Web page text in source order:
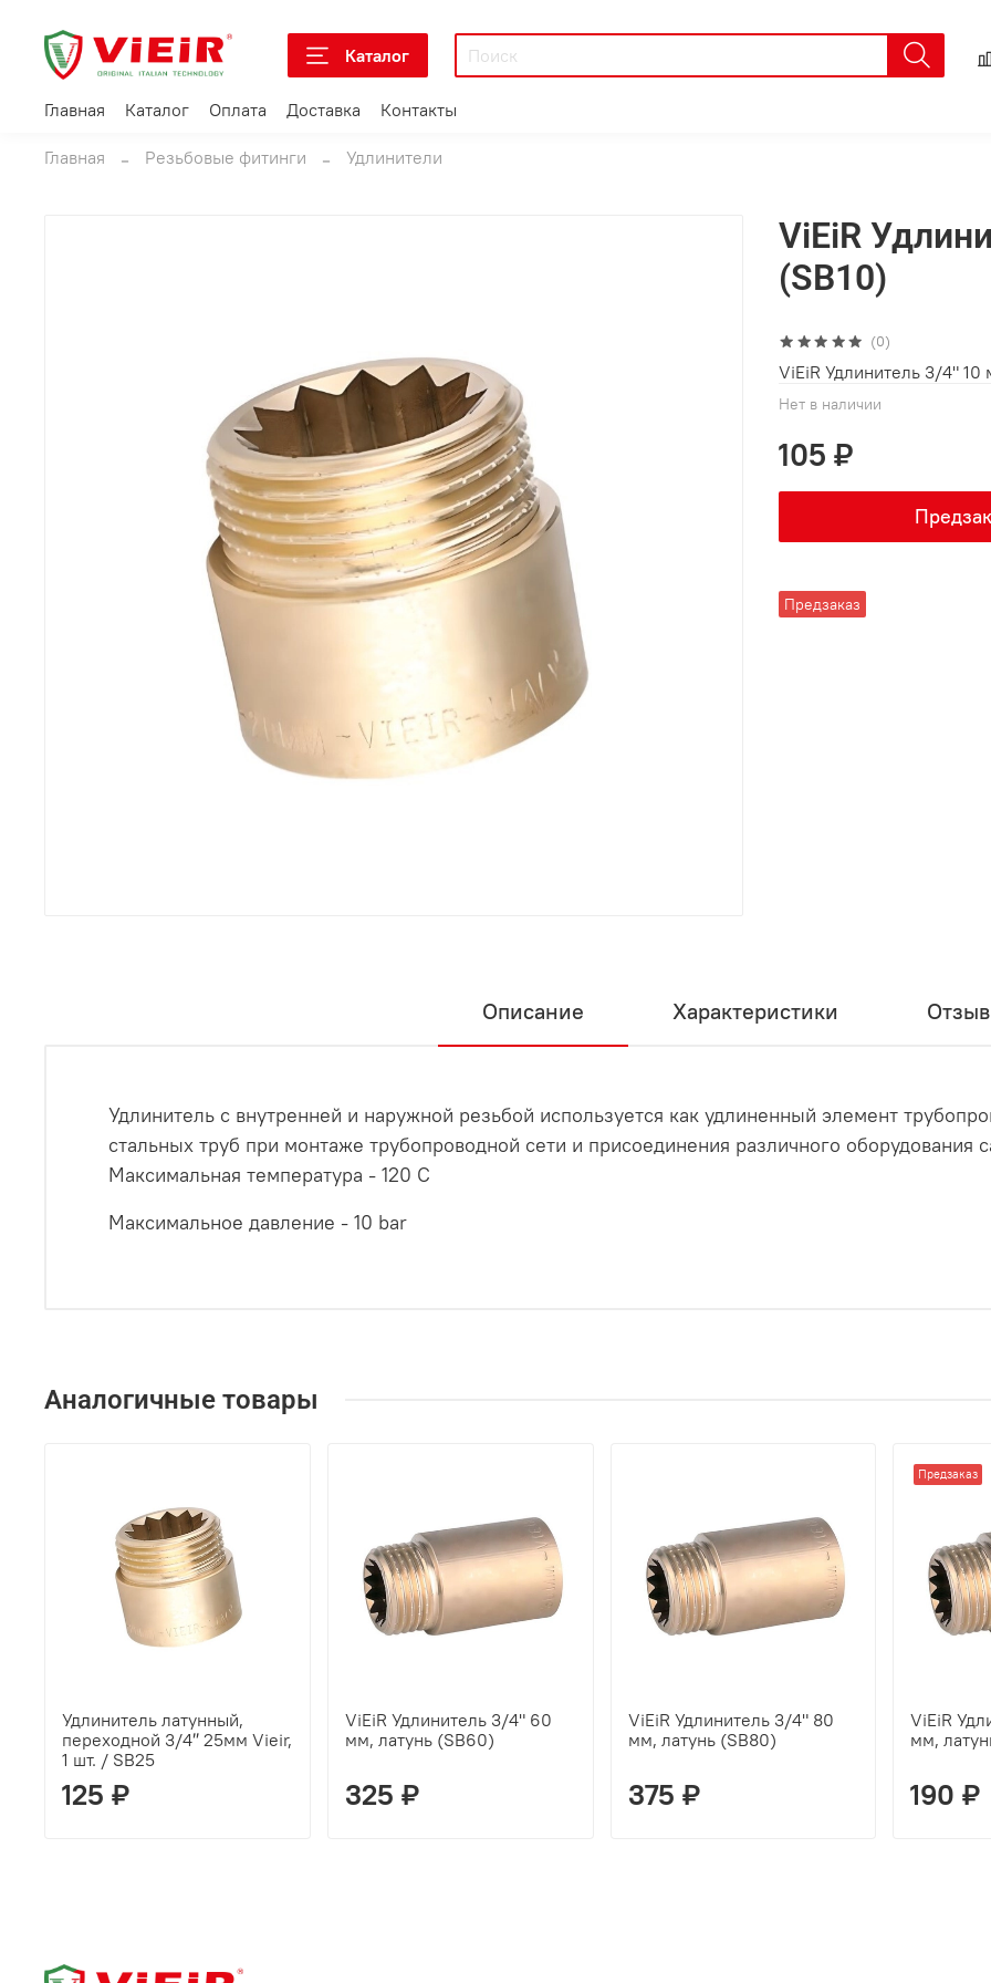
Каталог
Главная Каталог Оплата Доставка Контакты
Главная Резьбовые фитинги Удлинители
(0)
Нет в наличии
Предзаказ
ViEiR
(SB10)
105 ₽
ViEiR Удлинитель 3/4" 10
Описание Характеристики
Удлинитель с внутренней и наружной резьбой используется как удлиненный элемент
стальных труб при монтаже трубопроводной сети и присоединения различного оборудования
Максимальная температура - 120 С
Максимальное давление - 10 bar
Аналогичные товары
Удлинитель латунный,
переходной 3/4″ 25мм Vieir,
1 шт. / SB25
125 ₽
ViEiR Удлинитель 3/4" 60
мм, латунь (SB60)
325 ₽
ViEiR Удлинитель 3/4" 80
мм, латунь (SB80)
375 ₽
Предзаказ
ViEiR
мм,
190 ₽